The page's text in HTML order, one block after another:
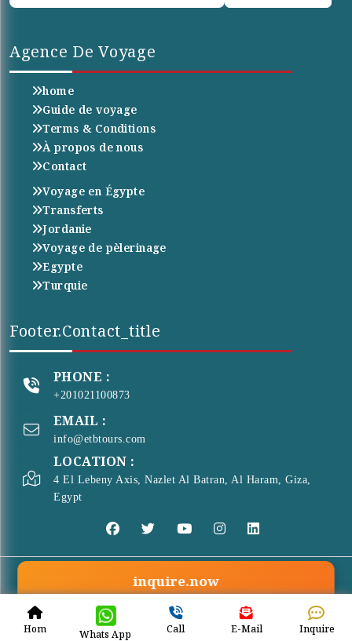
Hom Whats App Call E-Mail Inquire
Agence De Voyage
home
Guide de voyage
Terms & Conditions
À propos de nous
Contact
Voyage en Égypte
Transferts
Jordanie
Voyage de pèlerinage
Egypte
Turquie
Footer.contact_title
PHONE :
+201021100873
EMAIL :
info@etbtours.com
LOCATION :
4 El Lebeny Axis, Nazlet Al Batran, Al Haram, Giza,
Egypt
© Copyright 2026 . All Rights Reserved ETB Tours
inquire.now